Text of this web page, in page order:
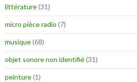
littérature(31)
micro pièce radio (7)
musique(68)
objet sonore non identifié(31)
peinture(1)